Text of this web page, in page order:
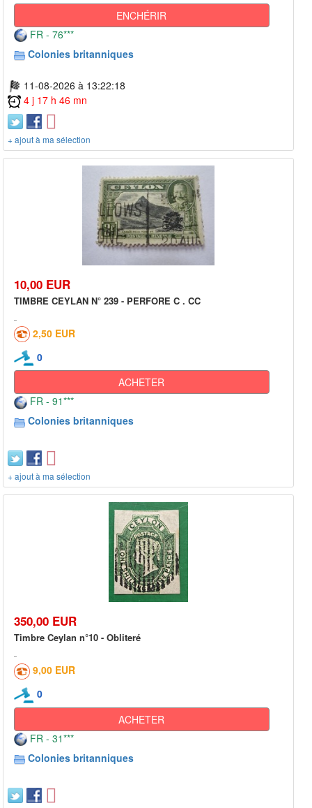
ENCHÉRIR
FR - 76***
Colonies britanniques
11-08-2026 à 13:22:18
4 j 17 h 46 mn
+ ajout à ma sélection
10,00 EUR
TIMBRE CEYLAN N° 239 - PERFORE C . CC
2,50 EUR
0
ACHETER
FR - 91***
Colonies britanniques
+ ajout à ma sélection
350,00 EUR
Timbre Ceylan n°10 - Obliteré
9,00 EUR
0
ACHETER
FR - 31***
Colonies britanniques